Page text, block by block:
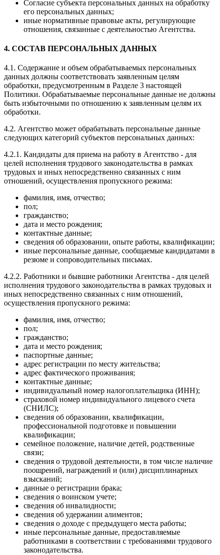
Согласие субъекта персональных данных на обработку
его персональных данных;
иные нормативные правовые акты, регулирующие
отношения, связанные с деятельностью Агентства.
4. СОСТАВ ПЕРСОНАЛЬНЫХ ДАННЫХ
4.1. Содержание и объем обрабатываемых персональных
данных должны соответствовать заявленным целям
обработки, предусмотренным в Разделе 3 настоящей
Политики. Обрабатываемые персональные данные не должны
быть избыточными по отношению к заявленным целям их
обработки.
4.2. Агентство может обрабатывать персональные данные
следующих категорий субъектов персональных данных:
4.2.1. Кандидаты для приема на работу в Агентство - для
целей исполнения трудового законодательства в рамках
трудовых и иных непосредственно связанных с ним
отношений, осуществления пропускного режима:
фамилия, имя, отчество;
пол;
гражданство;
дата и место рождения;
контактные данные;
сведения об образовании, опыте работы, квалификации;
иные персональные данные, сообщаемые кандидатами в
резюме и сопроводительных письмах.
4.2.2. Работники и бывшие работники Агентства - для целей
исполнения трудового законодательства в рамках трудовых и
иных непосредственно связанных с ним отношений,
осуществления пропускного режима:
фамилия, имя, отчество;
пол;
гражданство;
дата и место рождения;
паспортные данные;
адрес регистрации по месту жительства;
адрес фактического проживания;
контактные данные;
индивидуальный номер налогоплательщика (ИНН);
страховой номер индивидуального лицевого счета
(СНИЛС);
сведения об образовании, квалификации,
профессиональной подготовке и повышении
квалификации;
семейное положение, наличие детей, родственные
связи;
сведения о трудовой деятельности, в том числе наличие
поощрений, награждений и (или) дисциплинарных
взысканий;
данные о регистрации брака;
сведения о воинском учете;
сведения об инвалидности;
сведения об удержании алиментов;
сведения о доходе с предыдущего места работы;
иные персональные данные, предоставляемые
работниками в соответствии с требованиями трудового
законодательства.